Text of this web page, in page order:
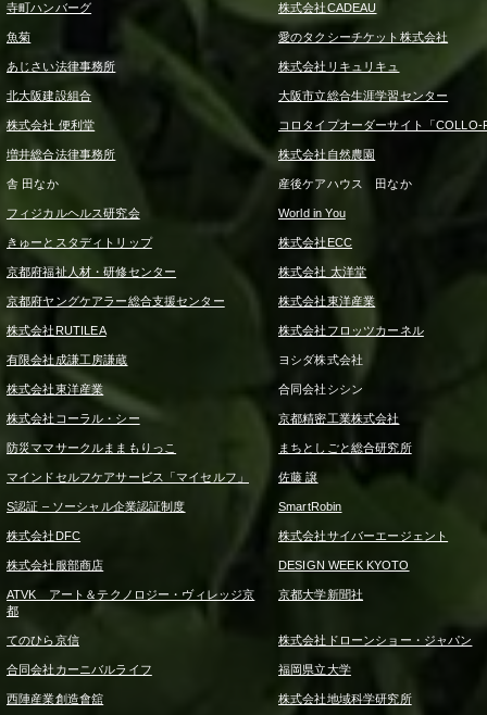
寺町ハンバーグ 株式会社CADEAU
魚菊 愛のタクシーチケット株式会社
あじさい法律事務所 株式会社リキュリキュ
北大阪建設組合 大阪市立総合生涯学習センター
株式会社 便利堂 コロタイプオーダーサイト「COLLO-
増井総合法律事務所 株式会社自然農園
舎 田なか 産後ケアハウス 田なか
フィジカルヘルス研究会 World in You
きゅーとスタディトリップ 株式会社ECC
京都府福祉人材・研修センター 株式会社 太洋堂
京都府ヤングケアラー総合支援センター 株式会社東洋産業
株式会社RUTILEA 株式会社フロッツカーネル
有限会社成謙工房謙蔵 ヨシダ株式会社
株式会社東洋産業 合同会社シシン
株式会社コーラル・シー 京都精密工業株式会社
防災ママサークルままもりっこ まちとしごと総合研究所
マインドセルフケアサービス「マイセルフ」 佐藤 譲
S認証 – ソーシャル企業認証制度 SmartRobin
株式会社DFC 株式会社サイバーエージェント
株式会社服部商店 DESIGN WEEK KYOTO
ATVK アート＆テクノロジー・ヴィレッジ京
都
京都大学新聞社
てのひら京信 株式会社ドローンショー・ジャパン
合同会社カーニバルライフ 福岡県立大学
西陣産業創造會舘 株式会社地域科学研究所